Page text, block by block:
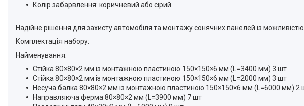
Колір забарвлення: коричневий або сірий
Надійне рішення для захисту автомобіля та монтажу сонячних панелей із
Комплектація набору:
Найменування:
Стійка 80×80×2 мм із монтажною пластиною 150×150×6 мм (L=3400 мм) 3 шт
Стійка 80×80×2 мм із монтажною пластиною 150×150×6 мм (L=2000 мм) 3 шт
Несуча балка 80×80×2 мм із монтажною пластиною 150×150×6 мм (L=6000 мм) 2
Направляюча ферма 80×80×2 мм (L=3900 мм) 7 шт